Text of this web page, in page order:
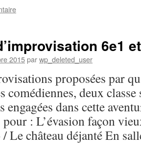
6e1
2015parwp_deleted_user
proposées par
comédiennes, deux
engagées dans cette
: L’évasion façon
/ Le château déjanté En